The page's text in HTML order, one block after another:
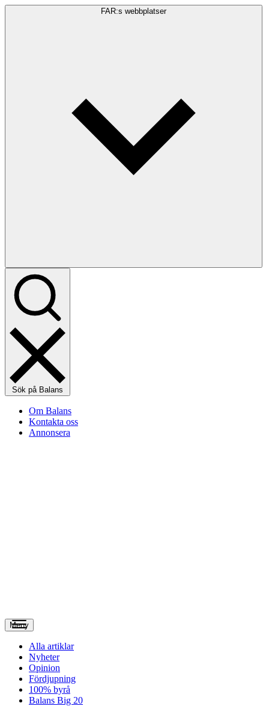
FAR:s webbplatser
Sök på Balans
Om Balans
Kontakta oss
Annonsera
Meny
Alla artiklar
Nyheter
Opinion
Fördjupning
100% byrå
Balans Big 20